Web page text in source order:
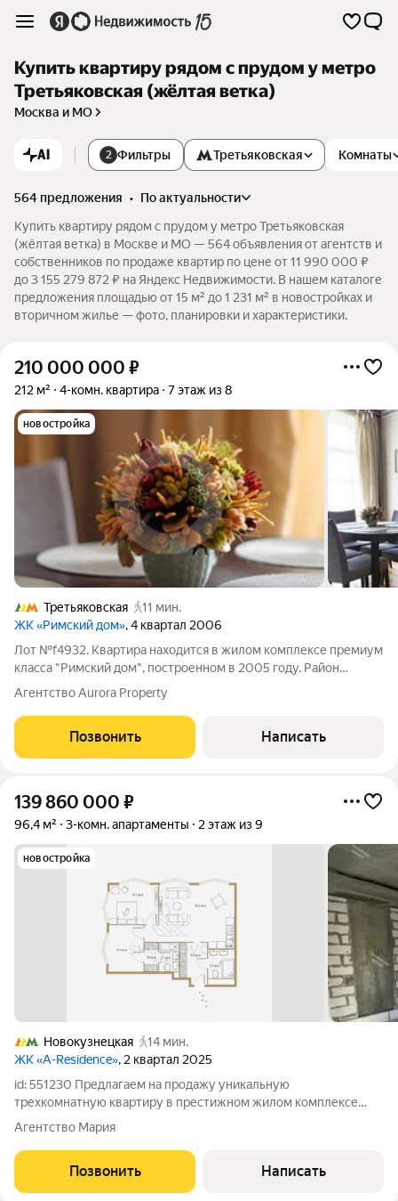
Купить квартиру рядом с прудом у метро
Третьяковская (жёлтая ветка)
Москва и МО
AI 2 Фильтры Комнаты
Третьяковская
564 предложения •
по актуальности
Купить квартиру рядом с прудом у метро Третьяковская
(жёлтая ветка) в Москве и МО — 564 объявления от агентств и
собственников по продаже квартир по цене от 11 990 000 ₽
до 3 155 279 872 ₽ на Яндекс Недвижимости. В нашем каталоге
предложения площадью от 15 м² до 1 231 м² в новостройках и
вторичном жилье — фото, планировки и характеристики.
210 000 000 ₽
212 м² 4-комн. квартира 7 этаж из 8
новостройка
Третьяковская
11 мин.
ЖК «Римский дом», 4 квартал 2006
Лот №f4932. Квартира находится в жилом комплексе премиум
класса "Римский дом", построенном в 2005 году. Район
Замоскворечье. В доме двухуровневый подземный паркинг,
наземная гостевая парковка. Круглосуточная охрана. В
квартире 4 комнаты. Площадь
Агентство Aurora Property
Позвонить Написать
139 860 000 ₽
96,4 м² 3-комн. апартаменты 2 этаж из 9
новостройка
Новокузнецкая
14 мин.
ЖК «A-Residence», 2 квартал 2025
id: 551230 Предлагаем на продажу уникальную
трехкомнатную квартиру в престижном жилом комплексе
A.Residence, расположенном всего в нескольких минутах
ходьбы от станции метро Павелецкая. Квартира на 2 этаже
девятиэтажного дома с общей площадью 96,4
Агентство Мария
Позвонить Написать